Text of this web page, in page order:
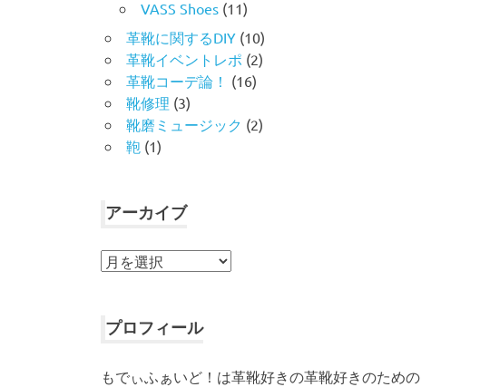
VASS Shoes (11)
革靴に関するDIY (10)
革靴イベントレポ (2)
革靴コーデ論！ (16)
靴修理 (3)
靴磨ミュージック (2)
鞄 (1)
アーカイブ
ア
イ
プロフィール
もでぃふぁいど！は革靴好きの革靴好きのための